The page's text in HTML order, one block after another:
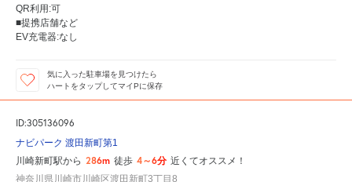
QR利用:可
■提携店舗など
EV充電器:なし
気に入った駐車場を見つけたら
ハートをタップしてマイPに保存
ID:305136096
ナビパーク 渡田新町第1
川崎新町駅から 286m 徒歩 4～6分 近くてオススメ！
神奈川県川崎市川崎区渡田新町3丁目8